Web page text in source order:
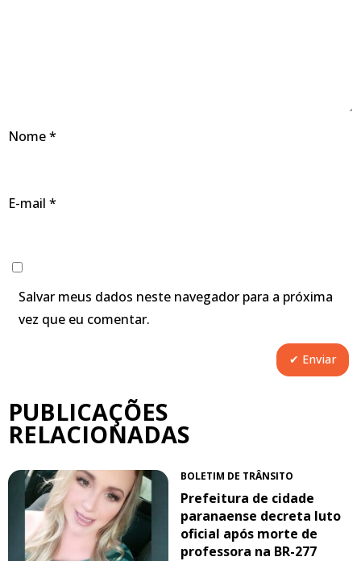
Nome*
E-mail *
Salvar meus dados neste navegador para a próxima
vez que eu comentar.
PUBLICAÇÕES
RELACIONADAS
BOLETIM DE TRÂNSITO
Prefeitura de cidade
paranaense decreta luto
oficial após morte de
professora na BR-277